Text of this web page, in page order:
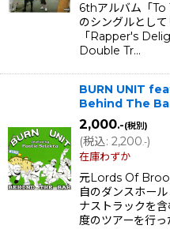
6thアルバム「
のシングルとし
「Rapper's
Double Tr…
BURN UNIT
Behind The
2,000.-(税別)
(税込: 2,200.-)
在庫わずか
元Lords Of
自のダンスホー
ナストラックを
度のツアーを行